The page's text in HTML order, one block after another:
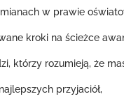
w prawie
kroki na ścieżce
którzy rozumieją, że
przyjaciół,